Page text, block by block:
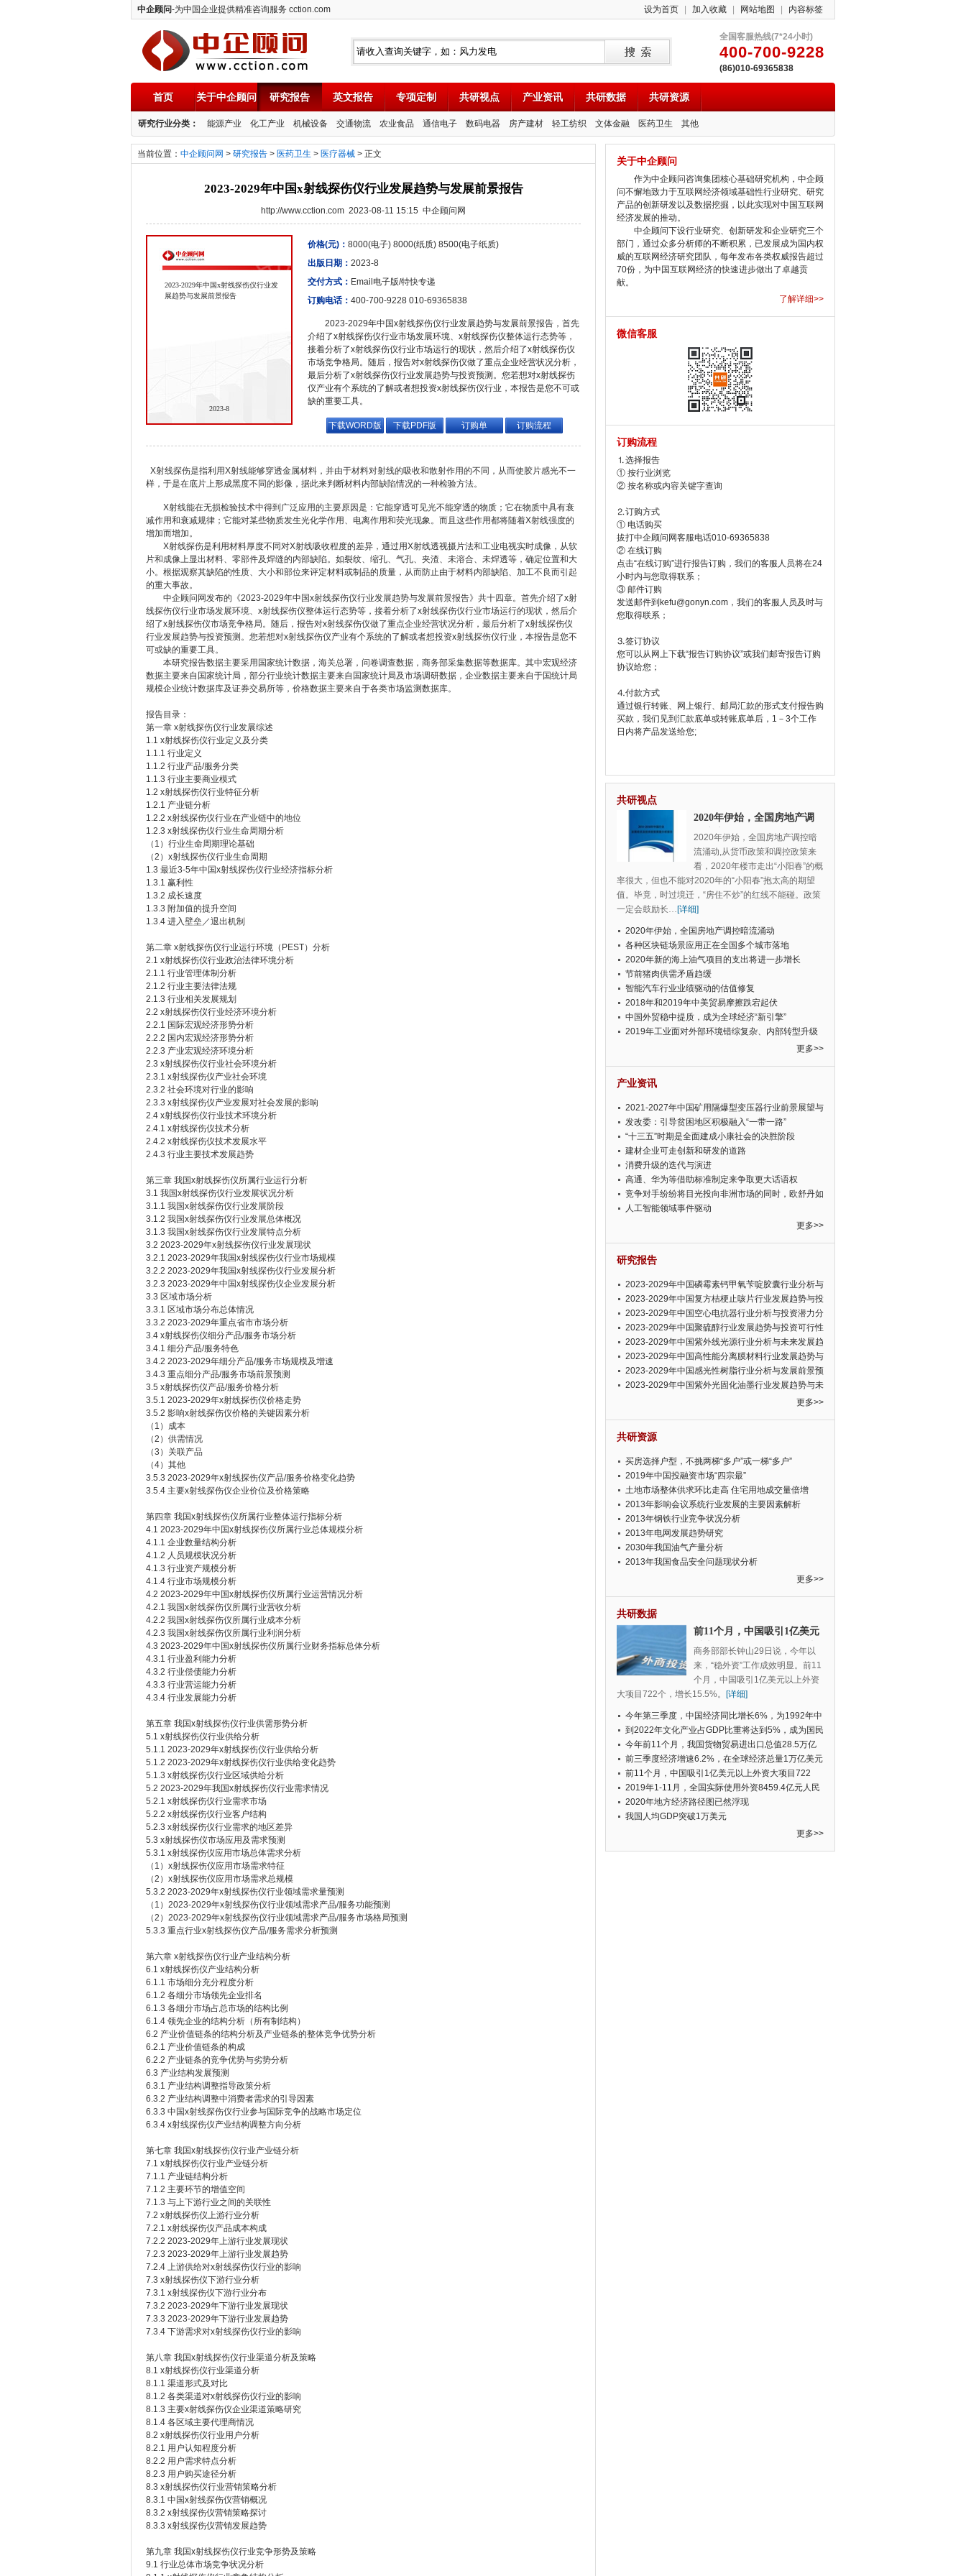
中企顾问-为中国企业提供精准咨询服务 cction.com 设为首页 加入收藏 网站地图 内容标签
中企顾问
全国客服热线(7*24小时)
400-700-9228
(86)010-69365838
首页 关于中企顾问 研究报告 英文报告 专项定制 共研视点 产业资讯 共研数据 共研资源
研究行业分类： 能源产业 化工产业 机械设备 交通物流 农业食品 通信电子 数码电器 房产建材 轻工纺织 文体金融 医药卫生 其他
当前位置： 中企顾问网 > 研究报告 > 医药卫生 > 医疗器械 > 正文
2023-2029年中国x射线探伤仪行业发展趋势与发展前景报告
http://www.cction.com 2023-08-11 15:15 中企顾问网
2023-2029年中国x射线探伤仪行业发
展趋势与发展前景报告
2023-8
价格(元)： 8000(电子) 8000(纸质) 8500(电子纸质)
出版日期： 2023-8
交付方式： Email电子版/特快专递
订购电话： 400-700-9228 010-69365838
2023-2029年中国x射线探伤仪行业发展趋势与发展前景报告，首先
介绍了x射线探伤仪行业市场发展环境、x射线探伤仪整体运行态势等，
接着分析了x射线探伤仪行业市场运行的现状，然后介绍了x射线探伤仪
市场竞争格局。随后，报告对x射线探伤仪做了重点企业经营状况分析，
最后分析了x射线探伤仪行业发展趋势与投资预测。您若想对x射线探伤
仪产业有个系统的了解或者想投资x射线探伤仪行业，本报告是您不可或
缺的重要工具。
下载WORD版 下载PDF版 订购单 订购流程
X射线探伤是指利用X射线能够穿透金属材料，并由于材料对射线的吸收和散射作用的不同，从而使胶片感光不一
样，于是在底片上形成黑度不同的影像，据此来判断材料内部缺陷情况的一种检验方法。
X射线能在无损检验技术中得到广泛应用的主要原因是：它能穿透可见光不能穿透的物质；它在物质中具有衰
减作用和衰减规律；它能对某些物质发生光化学作用、电离作用和荧光现象。而且这些作用都将随着X射线强度的
增加而增加。
X射线探伤是利用材料厚度不同对X射线吸收程度的差异，通过用X射线透视摄片法和工业电视实时成像，从软
片和成像上显出材料、零部件及焊缝的内部缺陷。如裂纹、缩孔、气孔、夹渣、未溶合、未焊透等，确定位置和大
小。根据观察其缺陷的性质、大小和部位来评定材料或制品的质量，从而防止由于材料内部缺陷、加工不良而引起
的重大事故。
中企顾问网发布的《2023-2029年中国x射线探伤仪行业发展趋势与发展前景报告》共十四章。首先介绍了x射
线探伤仪行业市场发展环境、x射线探伤仪整体运行态势等，接着分析了x射线探伤仪行业市场运行的现状，然后介
绍了x射线探伤仪市场竞争格局。随后，报告对x射线探伤仪做了重点企业经营状况分析，最后分析了x射线探伤仪
行业发展趋势与投资预测。您若想对x射线探伤仪产业有个系统的了解或者想投资x射线探伤仪行业，本报告是您不
可或缺的重要工具。
本研究报告数据主要采用国家统计数据，海关总署，问卷调查数据，商务部采集数据等数据库。其中宏观经济
数据主要来自国家统计局，部分行业统计数据主要来自国家统计局及市场调研数据，企业数据主要来自于国统计局
规模企业统计数据库及证券交易所等，价格数据主要来自于各类市场监测数据库。
报告目录：
第一章 x射线探伤仪行业发展综述
1.1 x射线探伤仪行业定义及分类
1.1.1 行业定义
1.1.2 行业产品/服务分类
1.1.3 行业主要商业模式
1.2 x射线探伤仪行业特征分析
1.2.1 产业链分析
1.2.2 x射线探伤仪行业在产业链中的地位
1.2.3 x射线探伤仪行业生命周期分析
（1）行业生命周期理论基础
（2）x射线探伤仪行业生命周期
1.3 最近3-5年中国x射线探伤仪行业经济指标分析
1.3.1 赢利性
1.3.2 成长速度
1.3.3 附加值的提升空间
1.3.4 进入壁垒／退出机制
第二章 x射线探伤仪行业运行环境（PEST）分析
2.1 x射线探伤仪行业政治法律环境分析
2.1.1 行业管理体制分析
2.1.2 行业主要法律法规
2.1.3 行业相关发展规划
2.2 x射线探伤仪行业经济环境分析
2.2.1 国际宏观经济形势分析
2.2.2 国内宏观经济形势分析
2.2.3 产业宏观经济环境分析
2.3 x射线探伤仪行业社会环境分析
2.3.1 x射线探伤仪产业社会环境
2.3.2 社会环境对行业的影响
2.3.3 x射线探伤仪产业发展对社会发展的影响
2.4 x射线探伤仪行业技术环境分析
2.4.1 x射线探伤仪技术分析
2.4.2 x射线探伤仪技术发展水平
2.4.3 行业主要技术发展趋势
第三章 我国x射线探伤仪所属行业运行分析
3.1 我国x射线探伤仪行业发展状况分析
3.1.1 我国x射线探伤仪行业发展阶段
3.1.2 我国x射线探伤仪行业发展总体概况
3.1.3 我国x射线探伤仪行业发展特点分析
3.2 2023-2029年x射线探伤仪行业发展现状
3.2.1 2023-2029年我国x射线探伤仪行业市场规模
3.2.2 2023-2029年我国x射线探伤仪行业发展分析
3.2.3 2023-2029年中国x射线探伤仪企业发展分析
3.3 区域市场分析
3.3.1 区域市场分布总体情况
3.3.2 2023-2029年重点省市市场分析
3.4 x射线探伤仪细分产品/服务市场分析
3.4.1 细分产品/服务特色
3.4.2 2023-2029年细分产品/服务市场规模及增速
3.4.3 重点细分产品/服务市场前景预测
3.5 x射线探伤仪产品/服务价格分析
3.5.1 2023-2029年x射线探伤仪价格走势
3.5.2 影响x射线探伤仪价格的关键因素分析
（1）成本
（2）供需情况
（3）关联产品
（4）其他
3.5.3 2023-2029年x射线探伤仪产品/服务价格变化趋势
3.5.4 主要x射线探伤仪企业价位及价格策略
第四章 我国x射线探伤仪所属行业整体运行指标分析
4.1 2023-2029年中国x射线探伤仪所属行业总体规模分析
4.1.1 企业数量结构分析
4.1.2 人员规模状况分析
4.1.3 行业资产规模分析
4.1.4 行业市场规模分析
4.2 2023-2029年中国x射线探伤仪所属行业运营情况分析
4.2.1 我国x射线探伤仪所属行业营收分析
4.2.2 我国x射线探伤仪所属行业成本分析
4.2.3 我国x射线探伤仪所属行业利润分析
4.3 2023-2029年中国x射线探伤仪所属行业财务指标总体分析
4.3.1 行业盈利能力分析
4.3.2 行业偿债能力分析
4.3.3 行业营运能力分析
4.3.4 行业发展能力分析
第五章 我国x射线探伤仪行业供需形势分析
5.1 x射线探伤仪行业供给分析
5.1.1 2023-2029年x射线探伤仪行业供给分析
5.1.2 2023-2029年x射线探伤仪行业供给变化趋势
5.1.3 x射线探伤仪行业区域供给分析
5.2 2023-2029年我国x射线探伤仪行业需求情况
5.2.1 x射线探伤仪行业需求市场
5.2.2 x射线探伤仪行业客户结构
5.2.3 x射线探伤仪行业需求的地区差异
5.3 x射线探伤仪市场应用及需求预测
5.3.1 x射线探伤仪应用市场总体需求分析
（1）x射线探伤仪应用市场需求特征
（2）x射线探伤仪应用市场需求总规模
5.3.2 2023-2029年x射线探伤仪行业领域需求量预测
（1）2023-2029年x射线探伤仪行业领域需求产品/服务功能预测
（2）2023-2029年x射线探伤仪行业领域需求产品/服务市场格局预测
5.3.3 重点行业x射线探伤仪产品/服务需求分析预测
第六章 x射线探伤仪行业产业结构分析
6.1 x射线探伤仪产业结构分析
6.1.1 市场细分充分程度分析
6.1.2 各细分市场领先企业排名
6.1.3 各细分市场占总市场的结构比例
6.1.4 领先企业的结构分析（所有制结构）
6.2 产业价值链条的结构分析及产业链条的整体竞争优势分析
6.2.1 产业价值链条的构成
6.2.2 产业链条的竞争优势与劣势分析
6.3 产业结构发展预测
6.3.1 产业结构调整指导政策分析
6.3.2 产业结构调整中消费者需求的引导因素
6.3.3 中国x射线探伤仪行业参与国际竞争的战略市场定位
6.3.4 x射线探伤仪产业结构调整方向分析
第七章 我国x射线探伤仪行业产业链分析
7.1 x射线探伤仪行业产业链分析
7.1.1 产业链结构分析
7.1.2 主要环节的增值空间
7.1.3 与上下游行业之间的关联性
7.2 x射线探伤仪上游行业分析
7.2.1 x射线探伤仪产品成本构成
7.2.2 2023-2029年上游行业发展现状
7.2.3 2023-2029年上游行业发展趋势
7.2.4 上游供给对x射线探伤仪行业的影响
7.3 x射线探伤仪下游行业分析
7.3.1 x射线探伤仪下游行业分布
7.3.2 2023-2029年下游行业发展现状
7.3.3 2023-2029年下游行业发展趋势
7.3.4 下游需求对x射线探伤仪行业的影响
第八章 我国x射线探伤仪行业渠道分析及策略
8.1 x射线探伤仪行业渠道分析
8.1.1 渠道形式及对比
8.1.2 各类渠道对x射线探伤仪行业的影响
8.1.3 主要x射线探伤仪企业渠道策略研究
8.1.4 各区域主要代理商情况
8.2 x射线探伤仪行业用户分析
8.2.1 用户认知程度分析
8.2.2 用户需求特点分析
8.2.3 用户购买途径分析
8.3 x射线探伤仪行业营销策略分析
8.3.1 中国x射线探伤仪营销概况
8.3.2 x射线探伤仪营销策略探讨
8.3.3 x射线探伤仪营销发展趋势
第九章 我国x射线探伤仪行业竞争形势及策略
9.1 行业总体市场竞争状况分析
关于中企顾问
作为中企顾问咨询集团核心基础研究机构，中企顾
问不懈地致力于互联网经济领域基础性行业研究、研究
产品的创新研发以及数据挖掘，以此实现对中国互联网
经济发展的推动。
中企顾问下设行业研究、创新研发和企业研究三个
部门，通过众多分析师的不断积累，已发展成为国内权
威的互联网经济研究团队，每年发布各类权威报告超过
70份，为中国互联网经济的快速进步做出了卓越贡
献。
了解详细>>
微信客服
订购流程
⒈选择报告
① 按行业浏览
② 按名称或内容关键字查询
⒉订购方式
① 电话购买
拔打中企顾问网客服电话010-69365838
② 在线订购
点击“在线订购”进行报告订购，我们的客服人员将在24
小时内与您取得联系；
③ 邮件订购
发送邮件到kefu@gonyn.com，我们的客服人员及时与
您取得联系；
⒊签订协议
您可以从网上下载“报告订购协议”或我们邮寄报告订购
协议给您；
⒋付款方式
通过银行转账、网上银行、邮局汇款的形式支付报告购
买款，我们见到汇款底单或转账底单后，1－3个工作
日内将产品发送给您;
共研视点
2020年伊始，全国房地产调
控暗流涌动
2020年伊始，全国房地产调控暗
流涌动,从货币政策和调控政策来
看，2020年楼市走出“小阳春”的概
率很大，但也不能对2020年的“小阳春”抱太高的期望
值。毕竟，时过境迁，“房住不炒”的红线不能碰。政策
一定会鼓励长…[详细]
2020年伊始，全国房地产调控暗流涌动
各种区块链场景应用正在全国多个城市落地
2020年新的海上油气项目的支出将进一步增长
节前猪肉供需矛盾趋缓
智能汽车行业业绩驱动的估值修复
2018年和2019年中美贸易摩擦跌宕起伏
中国外贸稳中提质，成为全球经济“新引擎”
2019年工业面对外部环境错综复杂、内部转型升级
更多>>
产业资讯
2021-2027年中国矿用隔爆型变压器行业前景展望与
投资前景预测报告
发改委：引导贫困地区积极融入“一带一路”
“十三五”时期是全面建成小康社会的决胜阶段
建材企业可走创新和研发的道路
消费升级的迭代与演进
高通、华为等借助标准制定来争取更大话语权
竞争对手纷纷将目光投向非洲市场的同时，欧舒丹如
此淡定，难道就真的不怕丧失先机吗?
人工智能领域事件驱动
更多>>
研究报告
2023-2029年中国磷霉素钙甲氧苄啶胶囊行业分析与
投资可行性报告
2023-2029年中国复方桔梗止咳片行业发展趋势与投
资潜力分析报告
2023-2029年中国空心电抗器行业分析与投资潜力分
析报告
2023-2029年中国聚硫醇行业发展趋势与投资可行性
报告
2023-2029年中国紫外线光源行业分析与未来发展趋
势报告
2023-2029年中国高性能分离膜材料行业发展趋势与
发展前景预测报告
2023-2029年中国感光性树脂行业分析与发展前景预
测报告
2023-2029年中国紫外光固化油墨行业发展趋势与未
更多>>
共研资源
买房选择户型，不挑两梯“多户”或一梯“多户”
2019年中国投融资市场“四宗最”
土地市场整体供求环比走高 住宅用地成交量倍增
2013年影响会议系统行业发展的主要因素解析
2013年钢铁行业竞争状况分析
2013年电网发展趋势研究
2030年我国油气产量分析
2013年我国食品安全问题现状分析
更多>>
共研数据
前11个月，中国吸引1亿美元
以上外资大项目722个，增长
15.5%
商务部部长钟山29日说，今年以
来，“稳外资”工作成效明显。前11
个月，中国吸引1亿美元以上外资
大项目722个，增长15.5%。 [详细]
今年第三季度，中国经济同比增长6%，为1992年中
国有季度数据以来的新低
到2022年文化产业占GDP比重将达到5%，成为国民
经济支柱产业
今年前11个月，我国货物贸易进出口总值28.5万亿
元人民币，比去年同期增长2.4%
前三季度经济增速6.2%，在全球经济总量1万亿美元
以上的经济体中增速最快
前11个月，中国吸引1亿美元以上外资大项目722
个，增长15.5%
2019年1-11月，全国实际使用外资8459.4亿元人民
币，同比增长6.0%
2020年地方经济路径图已然浮现
我国人均GDP突破1万美元
更多>>